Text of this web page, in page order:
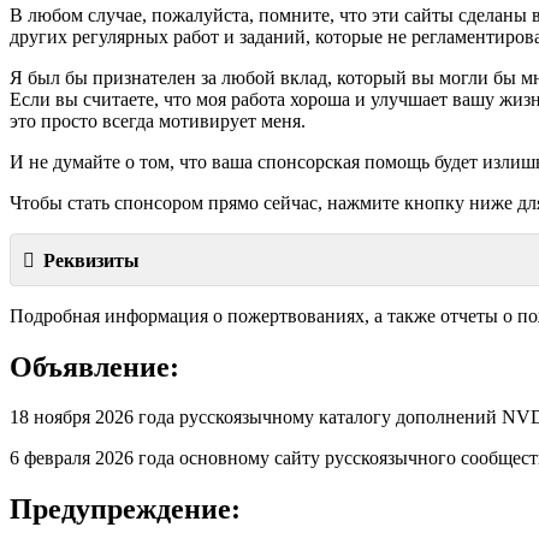
В любом случае, пожалуйста, помните, что эти сайты сделаны
других регулярных работ и заданий, которые не
Я был бы признателен за любой вклад, который вы могли бы
Если вы считаете, что моя работа хороша и улучшает вашу
это просто всегда мотивирует меня.
И не думайте о том, что ваша спонсорская помощь будет
Чтобы стать спонсором прямо сейчас, нажмите кнопку ниже
Реквизиты
Подробная информация о пожертвованиях, а также отчеты о
Объявление:
18 ноября 2026 года русскоязычному каталогу дополнений
6 февраля 2026 года основному сайту русскоязычного
Предупреждение: